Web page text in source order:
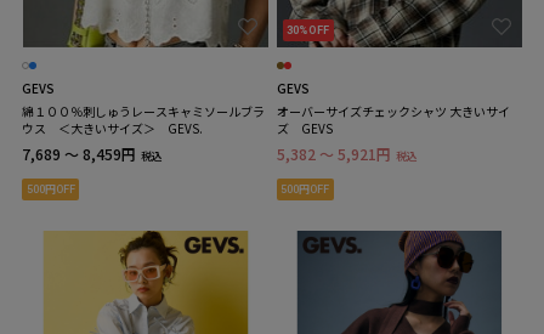
GEVS
綿１００％刺しゅうレースキャミソールブラ
ウス ＜大きいサイズ＞ GEVS.
7,689 ～ 8,459円 税込
500円OFF
30%OFF
GEVS
オーバーサイズチェックシャツ 大きいサイ
ズ GEVS
5,382 ～ 5,921円 税込
500円OFF